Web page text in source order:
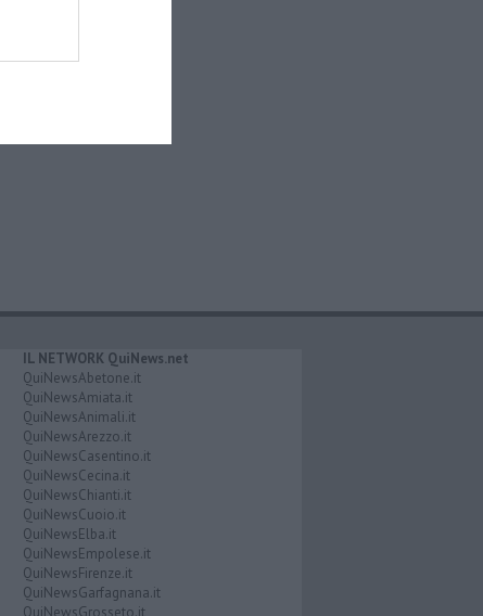
IL NETWORK QuiNews.net
QuiNewsAbetone.it
QuiNewsAmiata.it
QuiNewsAnimali.it
QuiNewsArezzo.it
QuiNewsCasentino.it
QuiNewsCecina.it
QuiNewsChianti.it
QuiNewsCuoio.it
QuiNewsElba.it
QuiNewsEmpolese.it
QuiNewsFirenze.it
QuiNewsGarfagnana.it